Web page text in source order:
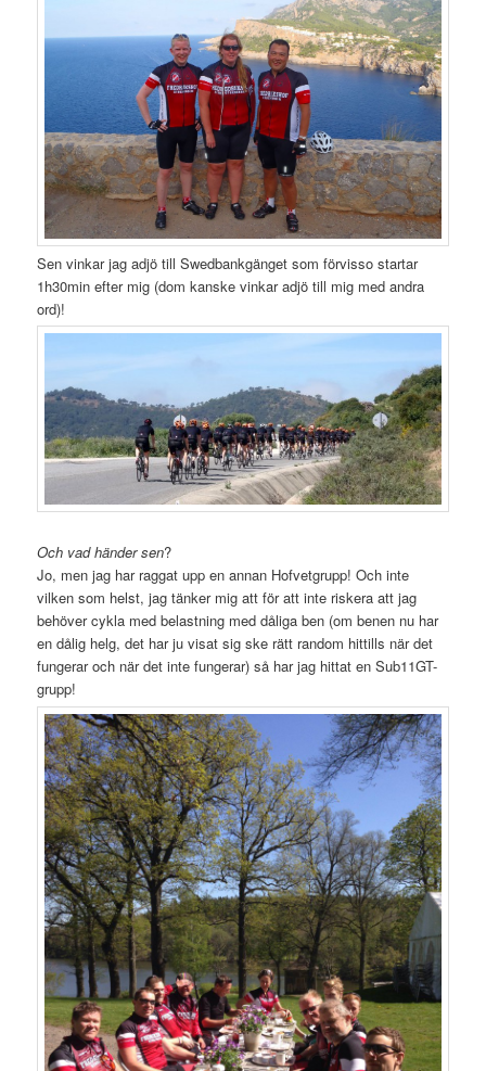
Sen vinkar jag adjö till Swedbankgänget som förvisso startar
1h30min efter mig (dom kanske vinkar adjö till mig med andra
ord)!
Och vad händer sen?
Jo, men jag har raggat upp en annan Hofvetgrupp! Och inte
vilken som helst, jag tänker mig att för att inte riskera att jag
behöver cykla med belastning med dåliga ben (om benen nu har
en dålig helg, det har ju visat sig ske rätt random hittills när det
fungerar och när det inte fungerar) så har jag hittat en Sub11GT-
grupp!